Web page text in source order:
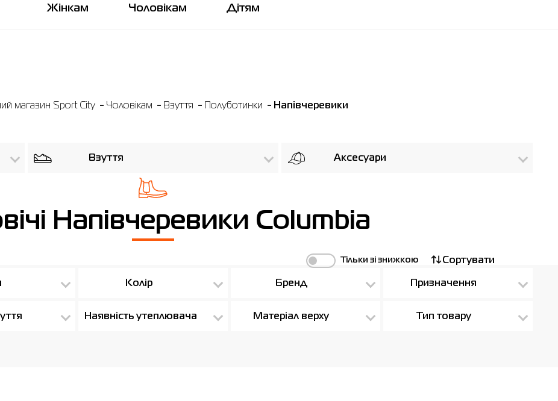
Жінкам Чоловікам Дітям
магазин Sport City Чоловікам Взуття Полуботинки Напівчеревики
Взуття Аксесуари
Напівчеревики Columbia
Тільки зі знижкою Сортувати
Колір Бренд Призначення
Наявність утеплювача Матеріал верху Тип товару